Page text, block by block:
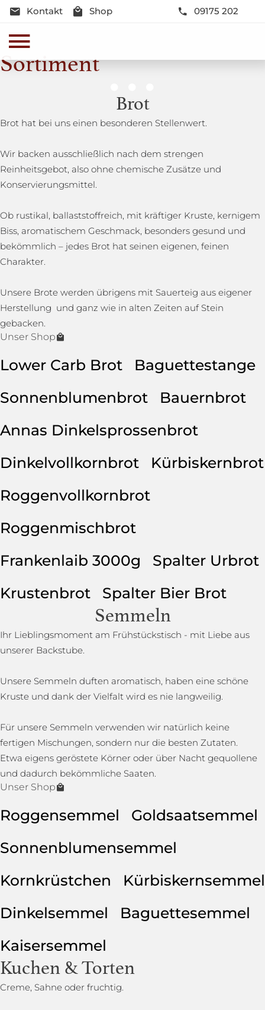
Kontakt Shop 09175 202
Sortiment
Genussmomente
Herzhaft oder süß - Beste Qualität und Frische sind
Brot
Brot hat bei uns einen besonderen Stellenwert.
Wir backen ausschließlich nach dem strengen
Reinheitsgebot, also ohne chemische Zusätze und
Konservierungsmittel.
Ob rustikal, ballaststoffreich, mit kräftiger Kruste, kernigem
Biss, aromatischem Geschmack, besonders gesund und
bekömmlich – jedes Brot hat seinen eigenen, feinen
Charakter.
Unsere Brote werden übrigens mit Sauerteig aus eigener
Herstellung und ganz wie in alten Zeiten auf Stein
gebacken.
Unser Shop
Lower Carb Brot
Baguettestange
Sonnenblumenbrot
Bauernbrot
Annas Dinkelsprossenbrot
Dinkelvollkornbrot
Kürbiskernbrot
Roggenvollkornbrot
Roggenmischbrot
Frankenlaib 3000g
Spalter Urbrot
Krustenbrot
Spalter Bier Brot
Semmeln
Ihr Lieblingsmoment am Frühstückstisch - mit Liebe aus
unserer Backstube.
Unsere Semmeln duften aromatisch, haben eine schöne
Kruste und dank der Vielfalt wird es nie langweilig.
Für unsere Semmeln verwenden wir natürlich keine
fertigen Mischungen, sondern nur die besten Zutaten.
Etwa eigens geröstete Körner oder über Nacht gequollene
und dadurch bekömmliche Saaten.
Unser Shop
Roggensemmel
Goldsaatsemmel
Sonnenblumensemmel
Kornkrüstchen
Kürbiskernsemmel
Dinkelsemmel
Baguettesemmel
Kaisersemmel
Kuchen & Torten
Creme, Sahne oder fruchtig.